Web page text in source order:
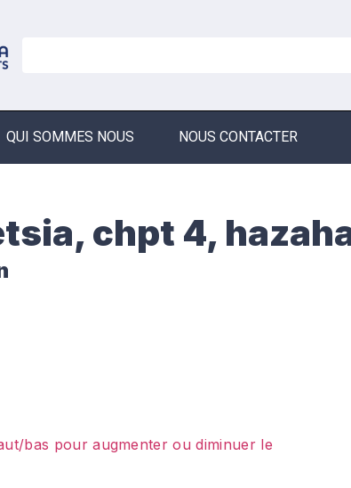
QUI SOMMES NOUS NOUS CONTACTER
chpt 4,
bas pour augmenter ou diminuer le